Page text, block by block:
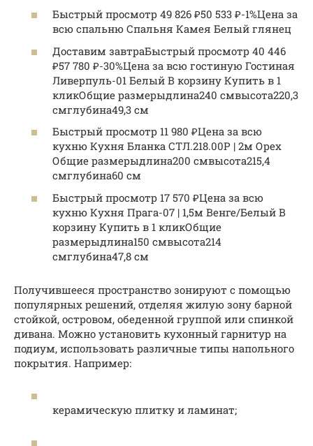
Быстрый просмотр 49 826 ₽50 533 ₽-1%Цена за
всю спальню Спальня Камея Белый глянец
Доставим завтраБыстрый просмотр 40 446
₽57 780 ₽-30%Цена за всю гостиную Гостиная
Ливерпуль-01 Белый В корзину Купить в 1
кликОбщие размерыдлина240 смвысота220,3
смглубина49,3 см
Быстрый просмотр 11 980 ₽Цена за всю
кухню Кухня Бланка СТЛ.218.00Р | 2м Орех
Общие размерыдлина200 смвысота215,4
смглубина60 см
Быстрый просмотр 17 570 ₽Цена за всю
кухню Кухня Прага-07 | 1,5м Венге/Белый В
корзину Купить в 1 кликОбщие
размерыдлина150 смвысота214
смглубина47,8 см
Получившееся пространство зонируют с помощью
популярных решений, отделяя жилую зону барной
стойкой, островом, обеденной группой или спинкой
дивана. Можно установить кухонный гарнитур на
подиум, использовать различные типы напольного
покрытия. Например:
керамическую плитку и ламинат;